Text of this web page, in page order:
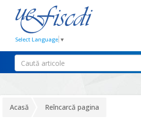
Select Language ▼
Acasă Reîncarcă pagina